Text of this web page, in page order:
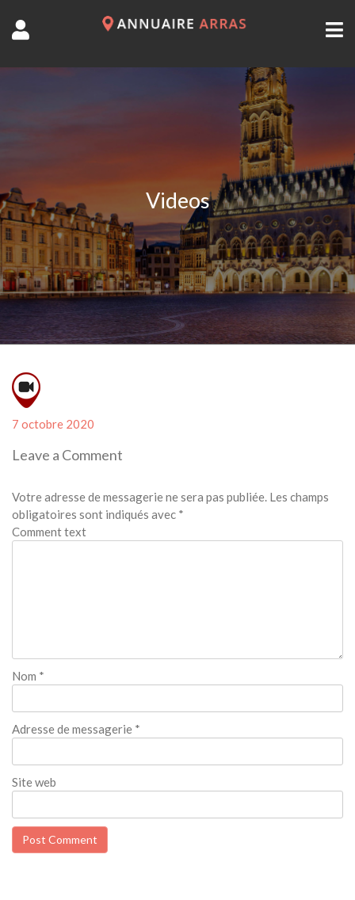
Videos
Posted
7 octobre 2020
Leave a Comment
Votre adresse de messagerie ne sera pas publiée. Les champs
obligatoires sont indiqués avec *
Comment text
Nom *
Adresse de messagerie *
Site web